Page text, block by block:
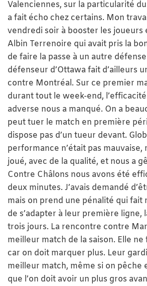
Valenciennes, sur la particularité
a fait écho chez certains. Mon
vendredi soir à booster les joueurs
Albin Terrenoire qui avait pris la
de faire la passe à un autre
défenseur d’Ottawa fait d’ailleurs
contre Montréal. Sur ce premier
durant tout le week-end,
adverse nous a manqué. On a
peut tuer le match en première
dispose pas d’un tueur devant.
performance n’était pas mauvaise,
joué, avec de la qualité, et nous a
Contre Châlons nous avons été
deux minutes. J’avais demandé
mais on prend une pénalité qui fait
de s’adapter à leur première ligne,
trois jours. La rencontre contre
meilleur match de la saison. Elle
car on doit marquer plus. Leur
meilleur match, même si on pêche
que l’on doit avoir un plus gros